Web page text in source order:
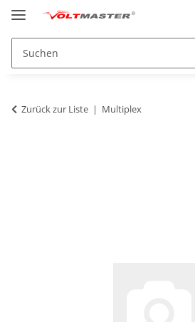
Zurück zur Liste Multiplex